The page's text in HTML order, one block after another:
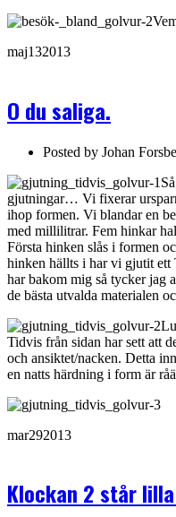
maj132013
O du saliga.
Posted by Johan
gjutningar… Vi fixerar
ihop formen. Vi blandar en
med millilitrar. Fem hinkar
Första hinken slås i formen
hinken hällts i har vi gjutit
har bakom mig så tycker jag
de bästa utvalda materialen
Tidvis från sidan har sett att
och ansiktet/nacken. Detta
en natts härdning i form är
mar292013
Klockan 2 står